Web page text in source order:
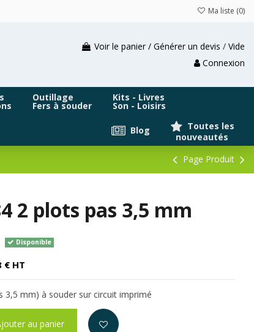
Ma liste (0)
Voir le panier / Générer un devis / Vide
Connexion
Outillage
Fers à souder
Kits - Livres
Son - Loisirs
Toutes les
nouveautés
Blog
Page Produit
2 plots pas 3,5 mm
Disponible
€ HT
3,5 mm) à souder sur circuit imprimé
au panier